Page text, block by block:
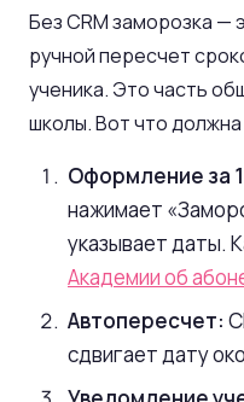
«висячих»
Без CRM заморозка —
ручной пересчет
ученика. Это часть
школы. Вот что
Оформление за
нажимает
указывает даты.
Академии об
Автопересчет:
сдвигает дату